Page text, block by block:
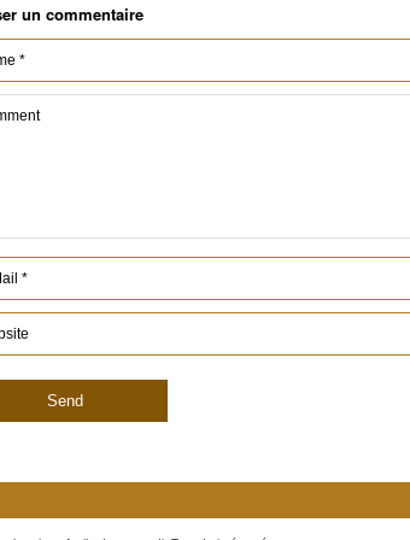
un commentaire